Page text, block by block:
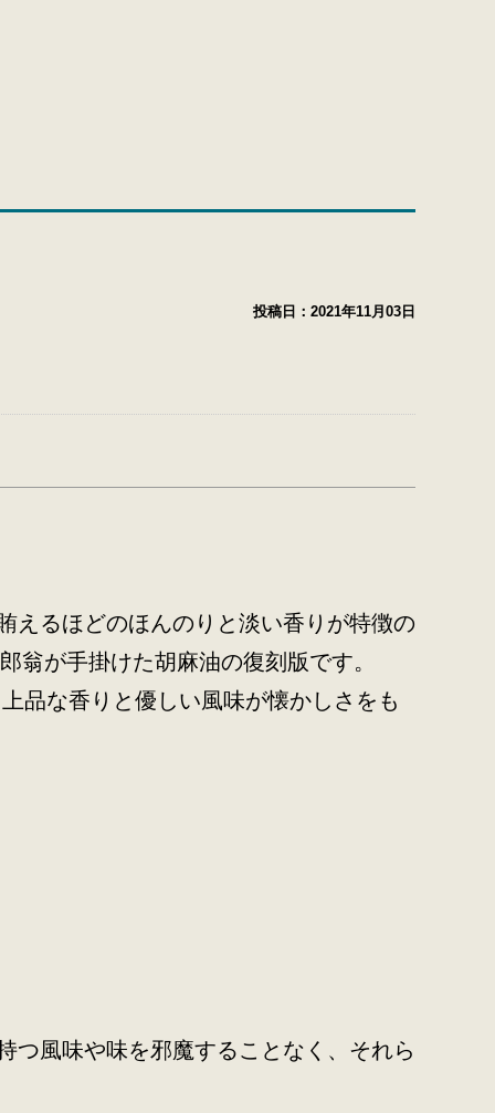
投稿日： 2021年11月03日
えるほどのほんのりと淡い香りが特徴の
翁が手掛けた胡麻油の復刻版です。
品な香りと優しい風味が懐かしさをも
つ風味や味を邪魔することなく、それら